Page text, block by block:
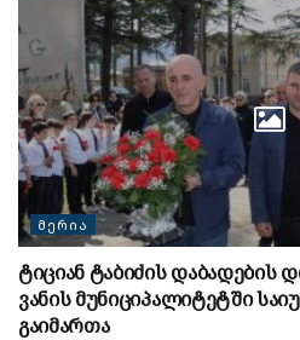
ᲛᲔᲠᲘᲐ
ტიციან ტაბიძის დაბადების
ვანის მუნიციპალიტეტში
გაიმართა